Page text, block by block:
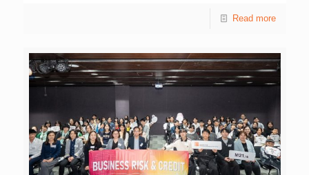
quotation procedures, with all decisions assessed fairly
implemented during a period marked by social unrest and
the pandemic, which created significant logistical and
operational disruptions. Procurement of furniture and
equipment also incurred extra
Read more